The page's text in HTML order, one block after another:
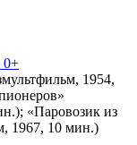
0+
1954,
«Паровозик из
1967, 10 мин.)